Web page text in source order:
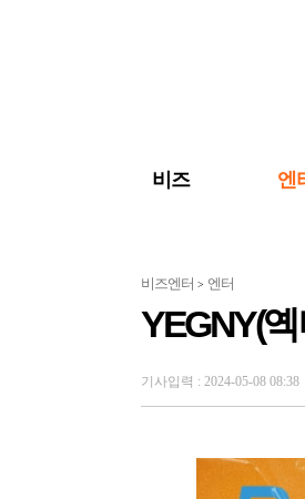
비즈 엔
비즈엔터 > 엔터
YEGNY(옉
기사입력 : 2024-05-08 08:38